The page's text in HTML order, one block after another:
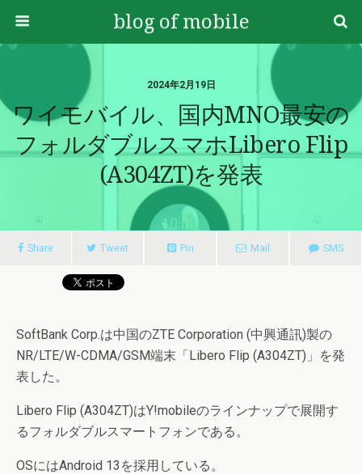
blog of mobile
2024年2月19日
ワイモバイル、国内MNO最安の
フォルダブルスマホLibero Flip
(A304ZT)を発表
Share Tweet Pin Mail SMS
SoftBank Corp.は中国のZTE Corporation (中興通訊)製の
NR/LTE/W-CDMA/GSM端末「Libero Flip (A304ZT)」を発
表した。
Libero Flip (A304ZT)はY!mobileのラインナップで展開す
るフォルダブルスマートフォンである。
OSにはAndroid 13を採用している。